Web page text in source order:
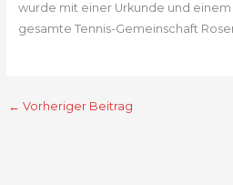
wurde mit einer Urkunde und
gesamte Tennis-Gemeinschaft
← Vorheriger Beitrag